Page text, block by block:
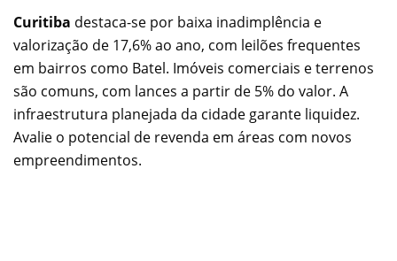
Curitiba destaca-se por baixa inadimplência e
valorização de 17,6% ao ano, com leilões frequentes
em bairros como Batel. Imóveis comerciais e terrenos
são comuns, com lances a partir de 5% do valor. A
infraestrutura planejada da cidade garante liquidez.
Avalie o potencial de revenda em áreas com novos
empreendimentos.